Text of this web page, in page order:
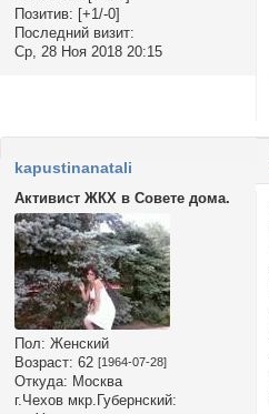
Позитив: [+1/-0]
Последний визит:
Ср, 28 Ноя 2018 20:15
kapustinanatali
Активист ЖКХ в Совете дома.
Пол: Женский
Возраст: 62 [1964-07-28]
Откуда: Москва
г.Чехов мкр.Губернский: